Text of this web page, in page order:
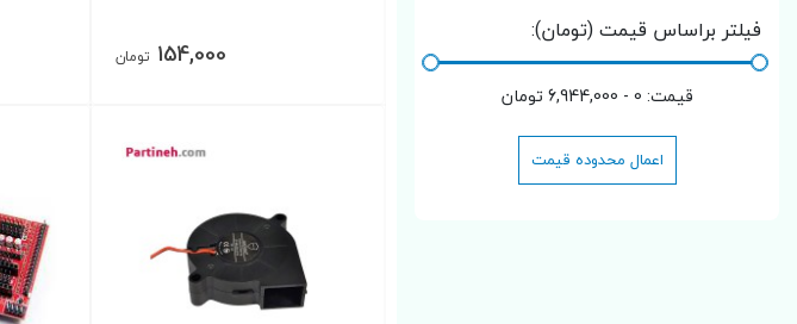
فیلتر براساس قیمت (تومان):
قیمت: 0 - 6,944,000 تومان
اعمال محدوده قیمت
154,000 تومان